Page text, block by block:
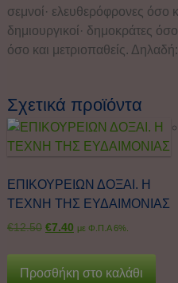
σεμνοί· ελευθερόφρονες ό­σο
δημιουργικοί· δημοκράτες
όσο και μετριοπα­θείς.
Σχετικά προϊόντα
ΕΠΙΚΟΥΡΕΙΩΝ ΔΟΞΑΙ. Η
ΤΕΧΝΗ ΤΗΣ ΕΥΔΑΙΜΟΝΙΑΣ
€12.50 €7.40 με Φ.Π.Α 6%.
Προσθήκη στο καλάθι